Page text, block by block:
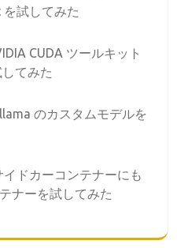
を試してみた
CUDA ツールキット
てみた
のカスタムモデルを
ドカーコンテナーにも
ナーを試してみた